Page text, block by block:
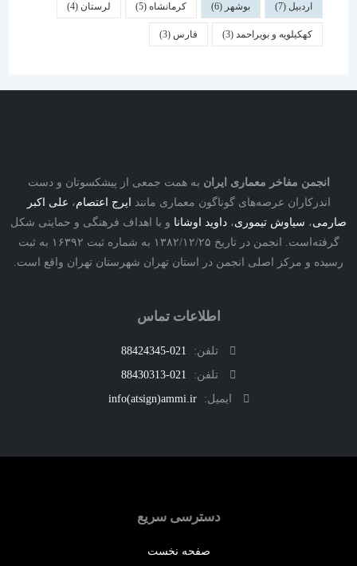
بوشهر کرمانشاه(5) لرستان (4)
کهکیلویه و بویراحمد(3) فارس
مفاخر معماری ایرانبه همت جمعی از پیشکسوتان و دست
عرصه‌های گوناگون معماری مانندایرج اعتصام،علی اکبر
،سیاوش تیموری،داوید اوشاناو با اهداف فرهنگی و حمایتی شکل
گرفته‌است. انجمن در تاریخ ۱۳۸۲/۱۲/۲۵ به شماره ثبت ۱۶۳۹۲ به ثبت
و مرکز اصلی انجمن در استان تهران شهرستان تهران واقع است.
اطلاعات تماس
تلفن:
021-88424345
تلفن:
021-88430313
ایمیل:
info(atsign)ammi.ir
دسترسی سریع
صفحه نخست